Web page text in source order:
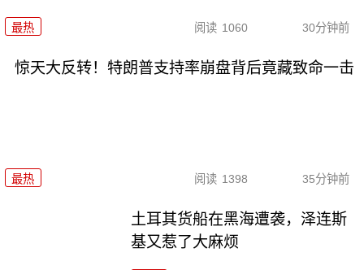
最热 阅读 1060 30分钟前
惊天大反转！特朗普支持率崩盘背后竟藏致命一击
最热 阅读 1398 35分钟前
土耳其货船在黑海遭袭，泽连斯
基又惹了大麻烦